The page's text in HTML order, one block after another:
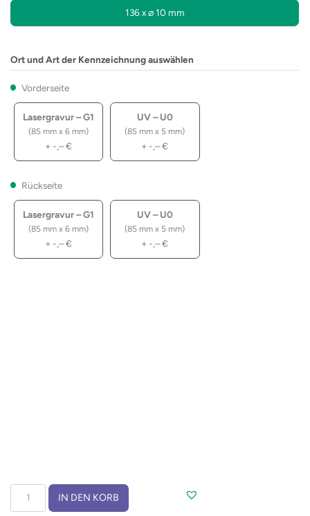
136 x ⌀ 10 mm
Ort und Art der Kennzeichnung auswählen
Vorderseite
Lasergravur – G1
(85 mm x 6 mm)
+ -,–€
UV – U0
(85 mm x 5 mm)
+ -,–€
Rückseite
Lasergravur – G1
(85 mm x 6 mm)
+ -,–€
UV – U0
(85 mm x 5 mm)
+ -,–€
Kugelschreiber
IN DEN KORB